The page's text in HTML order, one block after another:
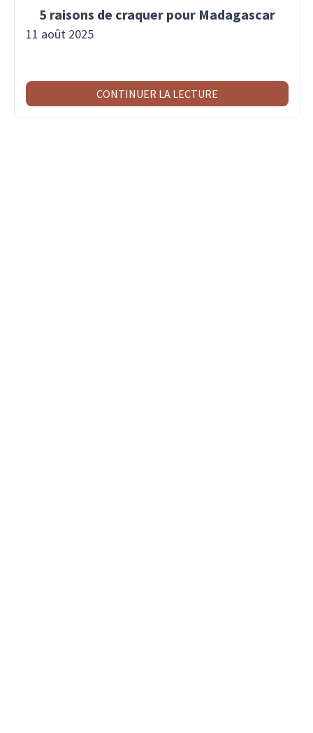
5 raisons de craquer pour Madagascar
11 août 2025
CONTINUER LA LECTURE